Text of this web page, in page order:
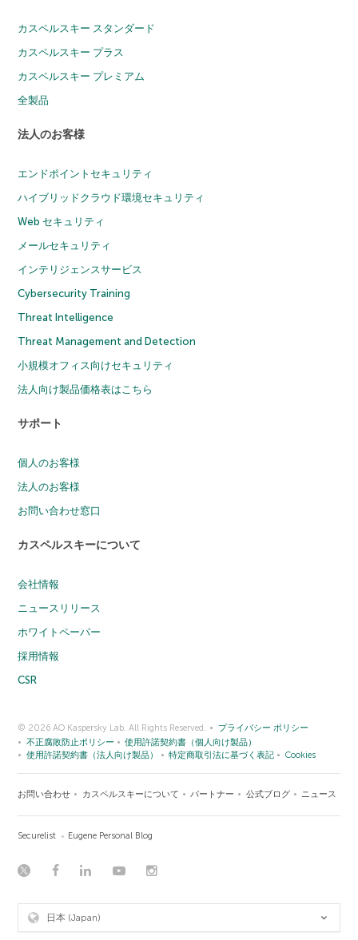
カスペルスキー スタンダード
カスペルスキー プラス
カスペルスキー プレミアム
全製品
法人のお客様
エンドポイントセキュリティ
ハイブリッドクラウド環境セキュリティ
Web セキュリティ
メールセキュリティ
インテリジェンスサービス
Cybersecurity Training
Threat Intelligence
Threat Management and Detection
小規模オフィス向けセキュリティ
法人向け製品価格表はこちら
サポート
個人のお客様
法人のお客様
お問い合わせ窓口
カスペルスキーについて
会社情報
ニュースリリース
ホワイトペーパー
採用情報
CSR
© 2026 AO Kaspersky Lab. All Rights Reserved.
プライバシー ポリシー
不正腐敗防止ポリシー
使用許諾契約書（個人向け製品）
使用許諾契約書（法人向け製品）
特定商取引法に基づく表記 Cookies
お問い合わせ カスペルスキーについて パートナー 公式ブログ ニュース
Securelist Eugene Personal Blog
日本 (Japan)